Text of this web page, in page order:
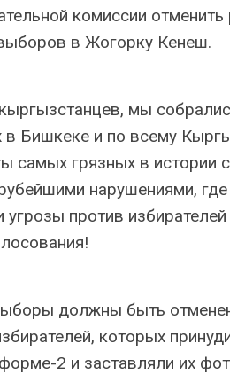
комиссии
в Жогорку Кенеш.
мы
в Бишкеке и по всему
самых грязных в истории
нарушениями,
угрозы против
должны быть
которых
2 и заставляли их